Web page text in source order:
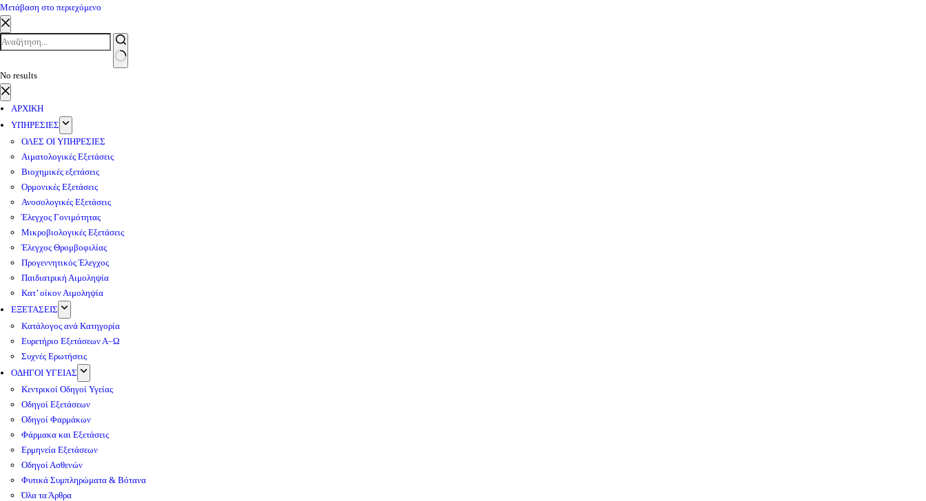
Μετάβαση στο περιεχόμενο
No results
ΑΡΧΙΚΗ
ΥΠΗΡΕΣΙΕΣ
ΟΛΕΣ ΟΙ ΥΠΗΡΕΣΙΕΣ
Αιματολογικές Εξετάσεις
Βιοχημικές εξετάσεις
Ορμονικές Εξετάσεις
Ανοσολογικές Εξετάσεις
Έλεγχος Γονιμότητας
Μικροβιολογικές Εξετάσεις
Έλεγχος Θρομβοφιλίας
Προγεννητικός Έλεγχος
Παιδιατρική Αιμοληψία
Κατ’ οίκον Αιμοληψία
ΕΞΕΤΑΣΕΙΣ
Κατάλογος ανά Κατηγορία
Ευρετήριο Εξετάσεων Α–Ω
Συχνές Ερωτήσεις
ΟΔΗΓΟΙ ΥΓΕΙΑΣ
Κεντρικοί Οδηγοί Υγείας
Οδηγοί Εξετάσεων
Οδηγοί Φαρμάκων
Φάρμακα και Εξετάσεις
Ερμηνεία Εξετάσεων
Οδηγοί Ασθενών
Φυτικά Συμπληρώματα & Βότανα
Όλα τα Άρθρα